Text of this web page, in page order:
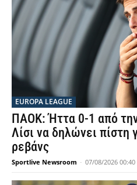
EUROPA LEAGUE
ΠΑΟΚ: Ήττα 0-1 από
Λίσι να δηλώνει πίστη
ρεβάνς
Sportlive Newsroom - 07/08/2026 00:40